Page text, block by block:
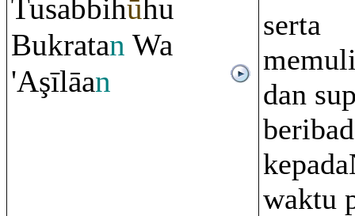
Tusabbiĥūhu
Bukratan Wa
'Aşīlāan
serta
dan
waktu